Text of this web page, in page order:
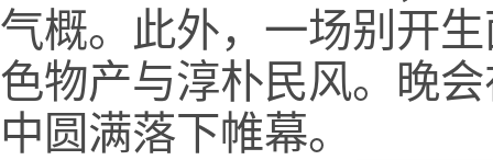
气概。此外，一场别开
色物产与淳朴民风。晚
中圆满落下帷幕。